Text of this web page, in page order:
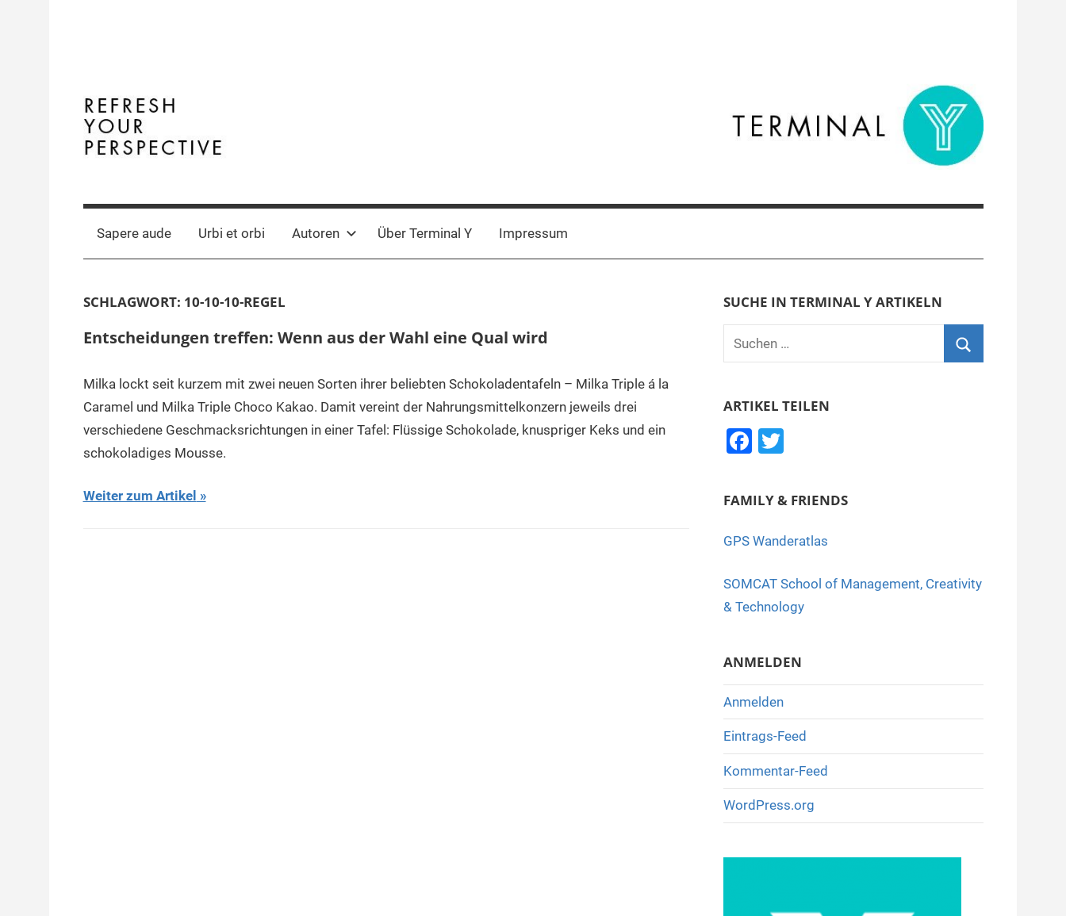
Terminal
Y
Digital
Business
Sapere aude Urbi et orbi Autoren Über Terminal Y Impressum
SCHLAGWORT: 10-10-10-REGEL
Entscheidungen treffen: Wenn aus der Wahl eine Qual wird
Milka lockt seit kurzem mit zwei neuen Sorten ihrer beliebten Schokoladentafeln – Milka Triple á la
Caramel und Milka Triple Choco Kakao. Damit vereint der Nahrungsmittelkonzern jeweils drei
verschiedene Geschmacksrichtungen in einer Tafel: Flüssige Schokolade, knuspriger Keks und ein
schokoladiges Mousse.
Weiter zum Artikel
SUCHE IN TERMINAL Y ARTIKELN
Suchen
nach:
ARTIKEL TEILEN
F
c
b
o
k
T
tt
FAMILY & FRIENDS
GPS Wanderatlas
SOMCAT School of Management, Creativity
& Technology
ANMELDEN
Anmelden
Eintrags-Feed
Kommentar-Feed
WordPress.org